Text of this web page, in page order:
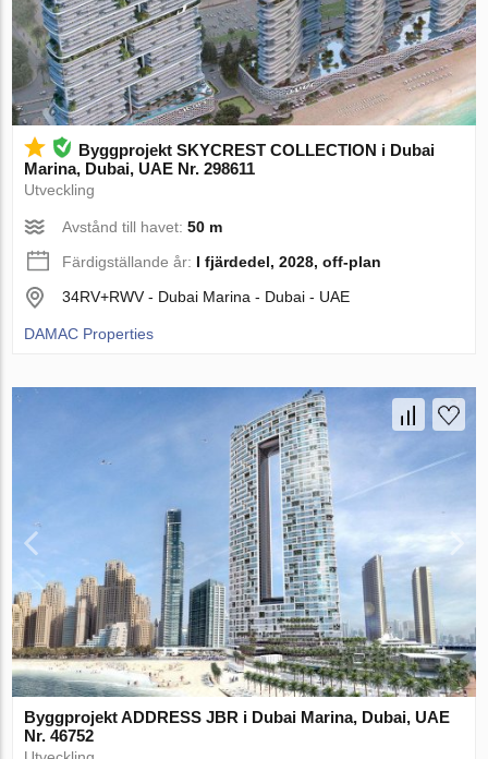
Byggprojekt SKYCREST COLLECTION i Dubai
Marina, Dubai, UAE Nr. 298611
Utveckling
Avstånd till havet:50 m
Färdigställande år: I fjärdedel, 2028, off-plan
34RV+RWV - Dubai Marina - Dubai - UAE
DAMAC Properties
Byggprojekt ADDRESS JBR i Dubai Marina, Dubai, UAE
Nr. 46752